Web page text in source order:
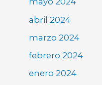
abril 2024
marzo 2024
febrero 2024
enero 2024